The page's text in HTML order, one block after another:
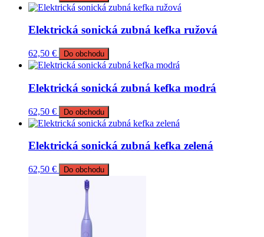
Elektrická sonická zubná kefka ružová
62,50 € Do obchodu
Elektrická sonická zubná kefka modrá
62,50 € Do obchodu
Elektrická sonická zubná kefka zelená
62,50 € Do obchodu